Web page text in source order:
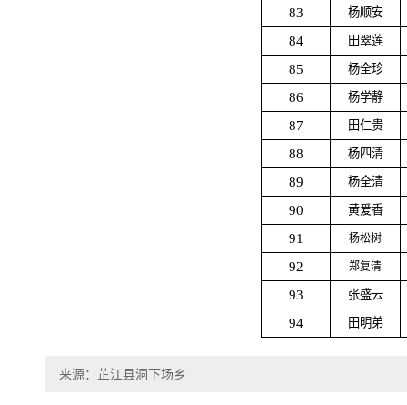
83 杨顺安
84 田翠莲
85 杨全珍
86 杨学静
87 田仁贵
88 杨四清
89 杨全清
90 黄爱香
91 杨松树
92 郑复清
93 张盛云
94 田明弟
来源：芷江县洞下场乡